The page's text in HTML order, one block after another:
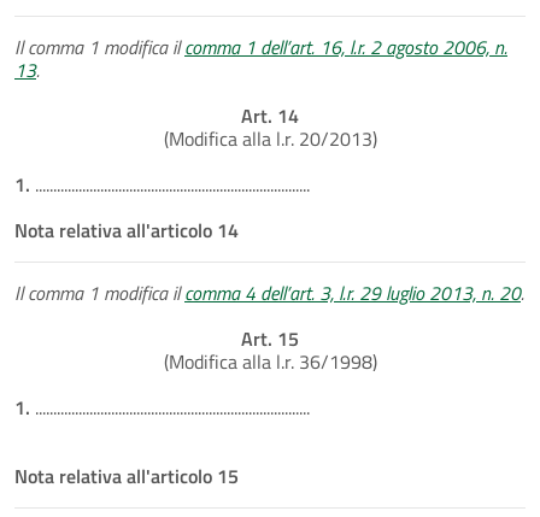
Il comma 1 modifica ilcomma 1 dell’art. 16, l.r. 2 agosto 2006, n.
13.
Art. 14
(Modifica alla l.r. 20/2013)
1. ............................................................................
Nota relativa all'articolo 14
Il comma 1 modifica ilcomma 4 dell’art. 3, l.r. 29 luglio 2013, n. 20.
Art. 15
(Modifica alla l.r. 36/1998)
1. ............................................................................
Nota relativa all'articolo 15